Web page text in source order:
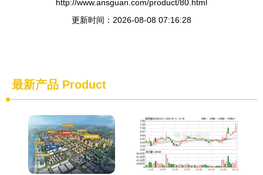
http://www.ansguan.com/product/80.html
更新时间：2026-08-08 07:16:28
最新产品 Product